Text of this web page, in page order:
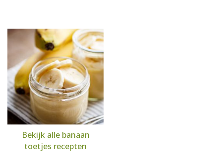
Bekijk alle banaan
toetjes recepten